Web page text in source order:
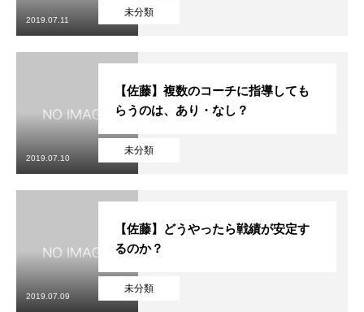
未分類
2019.07.11
未分類
【佐藤】複数のコーチに指導しても
らうのは、あり・なし？
2019.07.10
未分類
【佐藤】どうやったら戦績が安定す
るのか？
2019.07.09